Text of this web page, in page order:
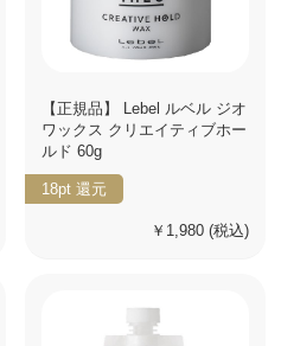
【正規品】 Lebel ルベル ジオ
ワックス クリエイティブホー
ルド 60g
18pt 還元
￥1,980 (税込)